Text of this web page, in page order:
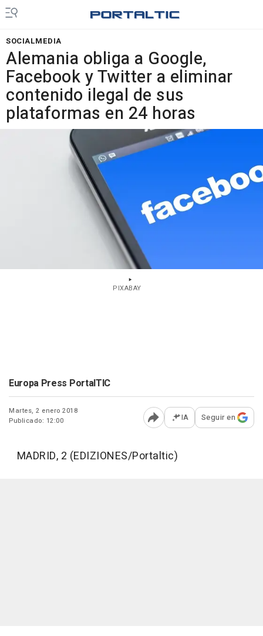
SOCIALMEDIA
Alemania obliga a Google,
Facebook y Twitter a eliminar
contenido ilegal de sus
plataformas en 24 horas
PIXABAY
Europa Press PortalTIC
Martes, 2 enero 2018
Publicado: 12:00
Abrir opciones para
IA Seguir en
MADRID, 2 (EDIZIONES/Portaltic)